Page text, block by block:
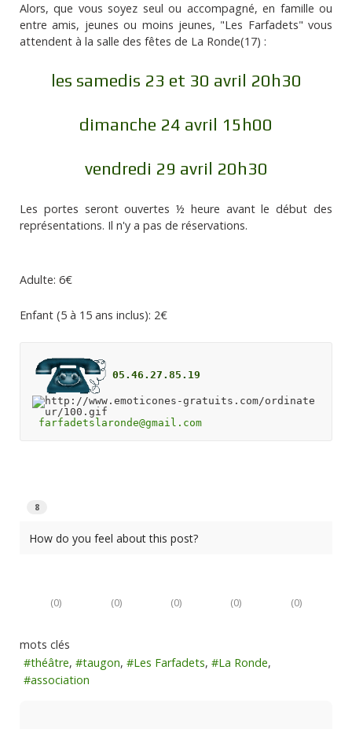
Alors, que vous soyez seul ou accompagné, en famille ou
entre amis, jeunes ou moins jeunes, "Les Farfadets" vous
attendent à la salle des fêtes de La Ronde(17) :
les samedis 23 et 30 avril 20h30
dimanche 24 avril 15h00
vendredi 29 avril 20h30
Les portes seront ouvertes ½ heure avant le début des
représentations. Il n'y a pas de réservations.
Adulte: 6€
Enfant (5 à 15 ans inclus): 2€
05.46.27.85.19
farfadetslaronde@gmail.com
8
How do you feel about this post?
(0) (0) (0) (0) (0)
mots clés
théâtre
taugon Les Farfadets
La Ronde
association